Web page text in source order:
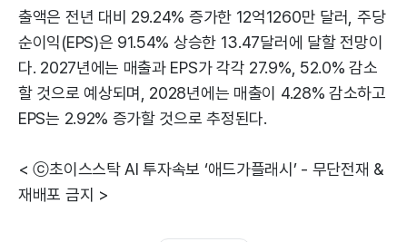
출액은 전년 대비 29.24% 증가한 12억1260만 달러, 주당
순이익(EPS)은 91.54% 상승한 13.47달러에 달할 전망이
다. 2027년에는 매출과 EPS가 각각 27.9%, 52.0% 감소
할 것으로 예상되며, 2028년에는 매출이 4.28% 감소하고
EPS는 2.92% 증가할 것으로 추정된다.
< ⓒ초이스스탁 AI 투자속보 ‘애드가플래시’ - 무단전재 &
재배포 금지 >